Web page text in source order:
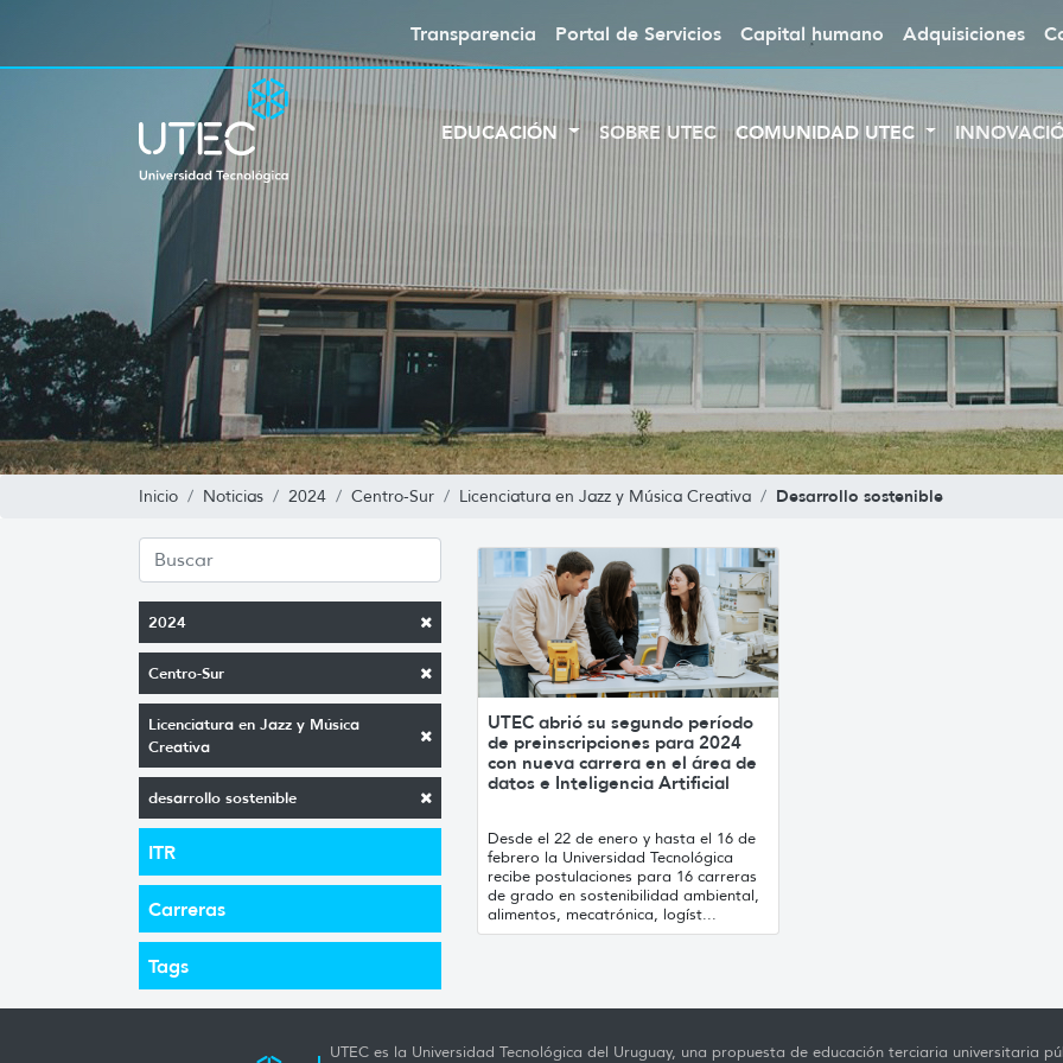
Transparencia Portal de Servicios Capital humano Adquisiciones
EDUCACIÓN SOBRE UTEC COMUNIDAD UTEC
Inicio Noticias 2024 Centro-Sur Licenciatura en Jazz y Música Creativa Desarrollo sostenible
2024
Centro-Sur
Licenciatura en Jazz y Música
Creativa
desarrollo sostenible
ITR
Carreras
Tags
UTEC abrió su segundo período
de preinscripciones para 2024
con nueva carrera en el área de
datos e Inteligencia Artificial
Desde el 22 de enero y hasta el 16 de
febrero la Universidad Tecnológica
recibe postulaciones para 16 carreras
de grado en sostenibilidad ambiental,
alimentos, mecatrónica, logíst...
UTEC es la Universidad Tecnológica del Uruguay, una propuesta de educación terciaria universitaria